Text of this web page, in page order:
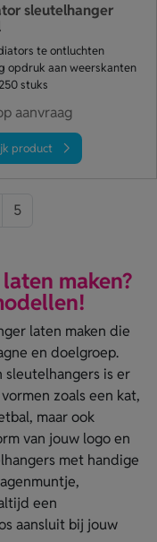
sleutelhanger
te ontluchten
opdruk aan weerskanten
stuks
aanvraag
product
5
maken?
laten maken die
en doelgroep.
sleutelhangers is er
zoals een kat,
maar ook
van jouw logo en
met handige
een
aansluit bij jouw